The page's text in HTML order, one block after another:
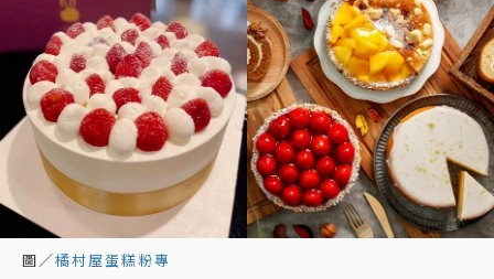
圖／橘村屋蛋糕粉專